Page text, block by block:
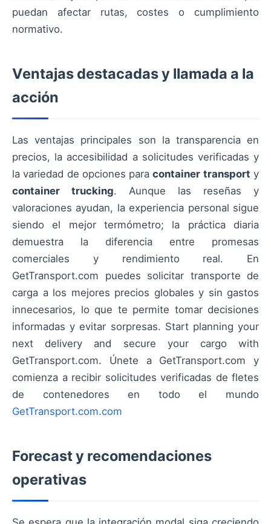
puedan afectar rutas, costes o cumplimiento
normativo.
Ventajas destacadas y llamada a la
acción
Las ventajas principales son la transparencia en
precios, la accesibilidad a solicitudes verificadas y
la variedad de opciones paracontainer transport y
container trucking. Aunque las reseñas y
valoraciones ayudan, la experiencia personal sigue
siendo el mejor termómetro; la práctica diaria
demuestra la diferencia entre promesas
comerciales y rendimiento real. En
GetTransport.com puedes solicitar transporte de
carga a los mejores precios globales y sin gastos
innecesarios, lo que te permite tomar decisiones
informadas y evitar sorpresas. Start planning your
next delivery and secure your cargo with
GetTransport.com. Únete a GetTransport.com y
comienza a recibir solicitudes verificadas de fletes
de contenedores en todo el mundo
GetTransport.com.com
Forecast y recomendaciones
operativas